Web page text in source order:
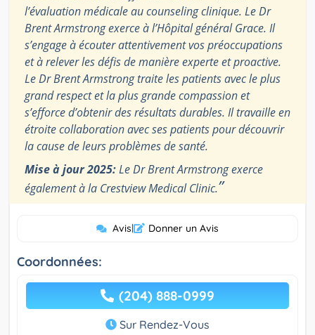
l’évaluation médicale au counseling clinique. Le Dr
Brent Armstrong exerce à l’Hôpital général Grace. Il
s’engage à écouter attentivement vos préoccupations
et à relever les défis de manière experte et proactive.
Le Dr Brent Armstrong traite les patients avec le plus
grand respect et la plus grande compassion et
s’efforce d’obtenir des résultats durables. Il travaille en
étroite collaboration avec ses patients pour découvrir
la cause de leurs problèmes de santé.
Mise à jour 2025:Le Dr Brent Armstrong exerce
également à la Crestview Medical Clinic.”
Avis| Donner un Avis
Coordonnées:
(204) 888-0999
Sur Rendez-Vous